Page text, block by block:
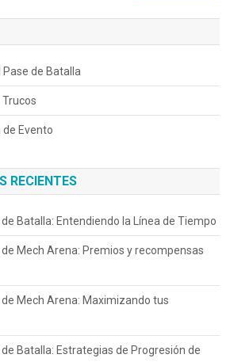
de Batalla
de Evento
RECIENTES
Batalla: Entendiendo la Línea de Tiempo
Mech Arena: Premios y recompensas
Mech Arena: Maximizando tus
Batalla: Estrategias de Progresión de